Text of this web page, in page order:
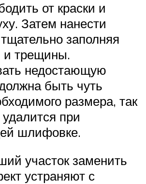
от краски и
Затем нанести
заполняя
и трещины.
недостающую
быть чуть
размера, так
при
шлифовке.
участок заменить
устраняют с